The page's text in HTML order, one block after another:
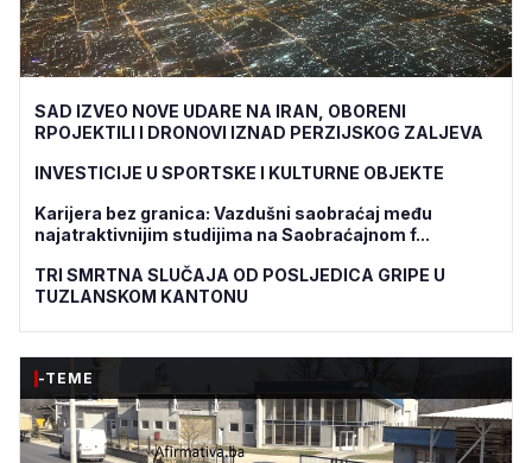
SAD IZVEO NOVE UDARE NA IRAN, OBORENI
RPOJEKTILI I DRONOVI IZNAD PERZIJSKOG ZALJEVA
INVESTICIJE U SPORTSKE I KULTURNE OBJEKTE
Karijera bez granica: Vazdušni saobraćaj među
najatraktivnijim studijima na Saobraćajnom f...
TRI SMRTNA SLUČAJA OD POSLJEDICA GRIPE U
TUZLANSKOM KANTONU
-TEME